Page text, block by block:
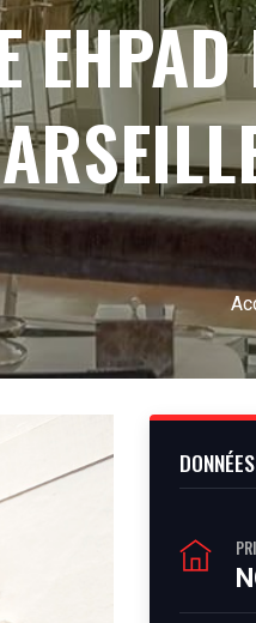
EHPAD